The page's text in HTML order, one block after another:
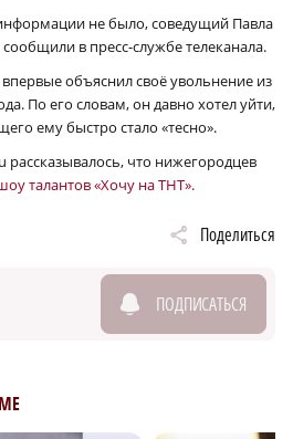
не было, соведущий Павла
в пресс-службе телеканала.
объяснил своё увольнение из
По его словам, он давно хотел уйти,
ему быстро стало «тесно».
рассказывалось, что нижегородцев
талантов «Хочу на ТНТ».
Поделиться
ПОДПИСАТЬСЯ